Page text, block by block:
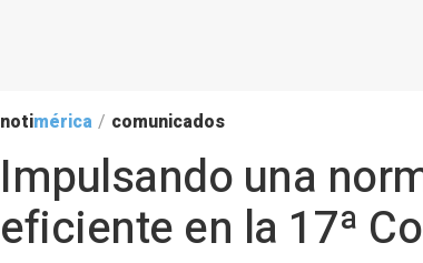
notimérica / comunicados
Impulsando una
eficiente en la 17ª